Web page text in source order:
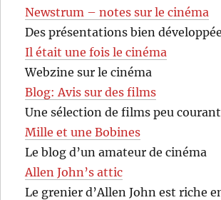
Newstrum – notes sur le cinéma
Des présentations bien
Il était une fois le cinéma
Webzine sur le cinéma
Blog: Avis sur des films
Une sélection de films peu
Mille et une Bobines
Le blog d’un amateur de cinéma
Allen John’s attic
Le grenier d’Allen John est riche